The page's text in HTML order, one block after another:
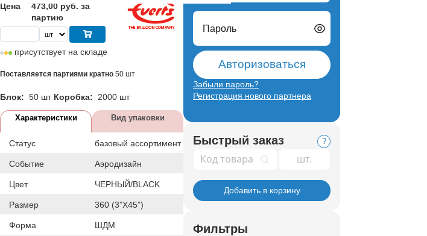
Цена
473,00 руб. за
партию
присутствует на складе
Поставляется партиями кратно 50 шт
Блок: 50 шт Коробка: 2000 шт
Характеристики Вид упаковки
Статус базовый ассортимент
Событие Аэродизайн
Цвет ЧЕРНЫЙ/BLACK
Размер 360 (3”X45”)
Форма ШДМ
Пароль
Авторизоваться
Забыли пароль?
Регистрация нового партнера
Быстрый заказ ?
Код товара
Добавить в корзину
Фильтры